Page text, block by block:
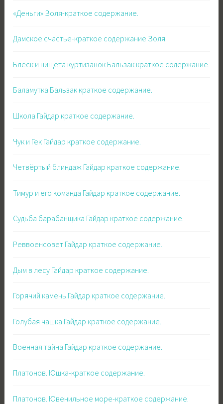
«Деньги» Золя-краткое содержание.
Дамское счастье-краткое содержание Золя.
Блеск и нищета куртизанок Бальзак краткое содержание.
Баламутка Бальзак краткое содержание.
Школа Гайдар краткое содержание.
Чук и Гек Гайдар краткое содержание.
Четвёртый блиндаж Гайдар краткое содержание.
Тимур и его команда Гайдар краткое содержание.
Судьба барабанщика Гайдар краткое содержание.
Реввоенсовет Гайдар краткое содержание.
Дым в лесу Гайдар краткое содержание.
Горячий камень Гайдар краткое содержание.
Голубая чашка Гайдар краткое содержание.
Военная тайна Гайдар краткое содержание.
Платонов. Юшка-краткое содержание.
Платонов. Ювенильное море-краткое содержание.